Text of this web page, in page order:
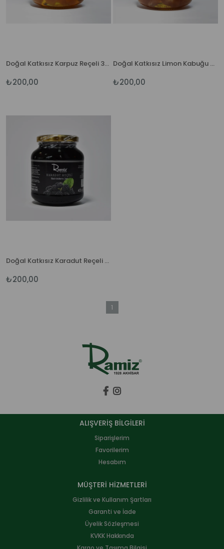
Doğal Katkısız Karpuz Reçeli 380 gr.
₺200,00
Doğal Katkısız Limon Kabuğu Reçeli 380 gr.
₺200,00
Doğal Katkısız Karadut Reçeli 380 gr.
₺200,00
1
ALIŞVERİŞ BİLGİLERİ
Siparişlerim
Favorilerim
Hesabım
MÜŞTERİ HİZMETLERİ
Gizlilik ve Kullanım Şartları
Garanti ve İade
Üyelik Sözleşmesi
KVKK Hakkında